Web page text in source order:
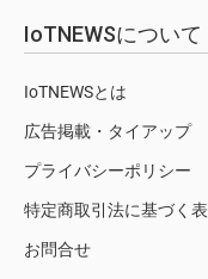
IoTNEWSについて
IoTNEWSとは
広告掲載・タイアップ
プライバシーポリシー
特定商取引法に基づく
お問合せ